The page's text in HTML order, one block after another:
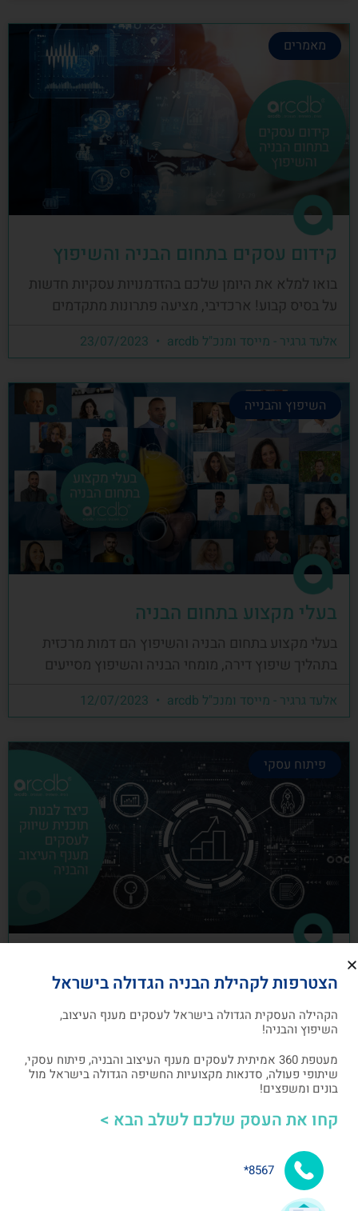
מאמרים
קידום עסקים בתחום הבניה והשיפוץ
בואו למלא את היומן שלכם בהזדמנויות עסקיות חדשות
על בסיס קבוע! ארכדיבי, מציעה פתרונות מתקדמים
אלעד גרגיר - מייסד ומנכ"ל arcdb
השיפוץ והבנייה
בעלי מקצוע בתחום הבניה
בעלי מקצוע בתחום הבניה והשיפוץ הם דמות מרכזית
בתהליך שיפוץ דירה, מומחי הבניה והשיפוץ מסייעים
אלעד גרגיר - מייסד ומנכ"ל arcdb
פיתוח עסקי
כיצד לבנות תוכנית שיווק לעסקים מענף
העיצוב והבניה
תוכנית שיווק הנה תוכנית כתובה, המהווה מפת דרכים
אלעד גרגיר - מייסד ומנכ"ל arcdb 05/07/2023
הצטרפות לקהילת הבניה הגדולה בישראל
הקהילה העסקית הגדולה בישראל לעסקים מענף העיצוב,
השיפוץ והבניה!
מעטפת 360 אמיתית לעסקים מענף העיצוב והבניה, פיתוח עסקי,
שיתופי פעולה, סדנאות מקצועיות החשיפה הגדולה בישראל מול
בונים ומשפצים!
קחו את העסק שלכם לשלב הבא >
8567*